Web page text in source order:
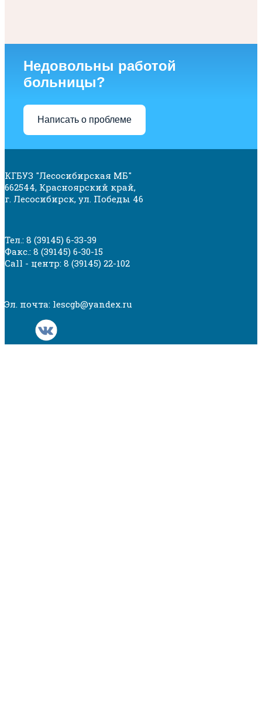
Недовольны работой
больницы?
Написать о проблеме
КГБУЗ "Лесосибирская МБ"
662544, Красноярский край,
г. Лесосибирск, ул. Победы 46
Тел.: 8 (39145) 6-33-39
Факс.: 8 (39145) 6-30-15
Call - центр: 8 (39145) 22-102
Эл. почта: lescgb@yandex.ru